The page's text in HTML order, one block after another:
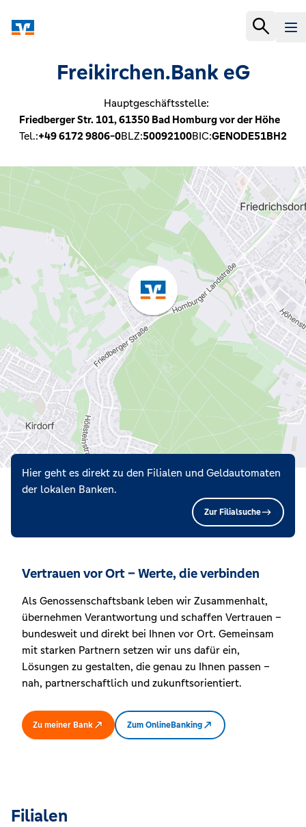
Freikirchen.Bank eG
Hauptgeschäftsstelle:
Friedberger Str. 101,61350 Bad Homburg vor der Höhe
Tel.:+49 6172 9806-0BLZ:50092100BIC:GENODE51BH2
Hier geht es direkt zu den Filialen und Geldautomaten
der lokalen Banken.
Zur Filialsuche
Vertrauen vor Ort – Werte, die verbinden
Als Genossenschaftsbank leben wir Zusammenhalt,
übernehmen Verantwortung und schaffen Vertrauen –
bundesweit und direkt bei Ihnen vor Ort. Gemeinsam
mit starken Partnern setzen wir uns dafür ein,
Lösungen zu gestalten, die genau zu Ihnen passen –
nah, partnerschaftlich und zukunftsorientiert.
Zu meiner Bank Zum OnlineBanking
Filialen